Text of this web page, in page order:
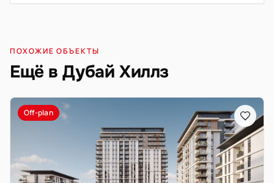
ПОХОЖИЕ ОБЪЕКТЫ
Ещё в Дубай Хиллз
Off-plan